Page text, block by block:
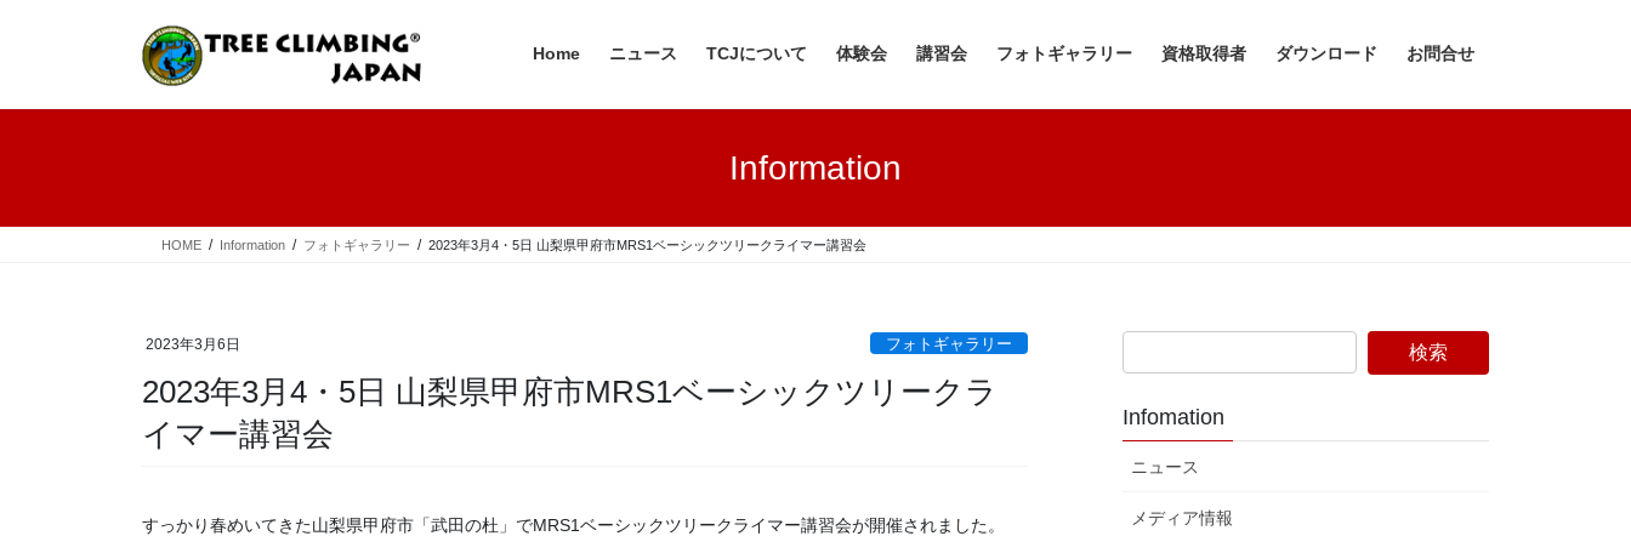
ツ
シ
Home ニュース TCJについて 体験会 講習会 フォトギャラリー 資格取得者 ダウンロード お問合せ
Information
HOME Information フォトギャラリー 2023年3月4・5日 山梨県甲府市MRS1ベーシックツリークライマー講習会
2023年3月6日 フォトギャラリー
2023年3月4・5日 山梨県甲府市MRS1ベーシックツリークラ
イマー講習会
すっかり春めいてきた山梨県甲府市「武田の杜」でMRS1ベーシックツリークライマー講習会が開催されました。
Infomation
ニュース
メディア情報